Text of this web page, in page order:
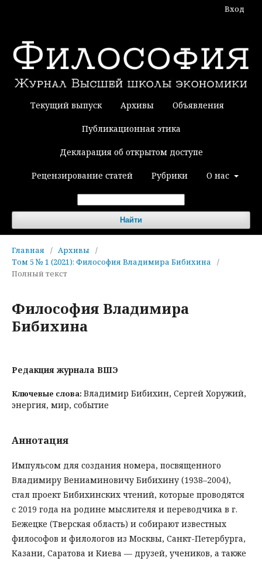
Текущий выпуск Архивы Объявления
Публикационная этика
Декларация об открытом доступе
Рецензирование статей Рубрики О нас
Найти
Вход
Главная / Архивы
/
Том 5 № 1 (2021): Философия Владимира Бибихина
/
Полный текст
Философия Владимира
Бибихина
Редакция журнала ВШЭ
Ключевые слова: Владимир Бибихин, Сергей Хоружий,
энергия, мир, событие
Аннотация
Импульсом для создания номера, посвященного
Владимиру Вениаминовичу Бибихину (1938–2004),
стал проект Бибихинских чтений, которые проводятся
с 2019 года на родине мыслителя и переводчика в г.
Бежецке (Тверская область) и собирают известных
философов и филологов из Москвы, Санкт-Петербурга,
Казани, Саратова и Киева — друзей, учеников, а также